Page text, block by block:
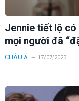
Jennie tiết lộ
mọi người đã
CHÂU Á 17/07/2023